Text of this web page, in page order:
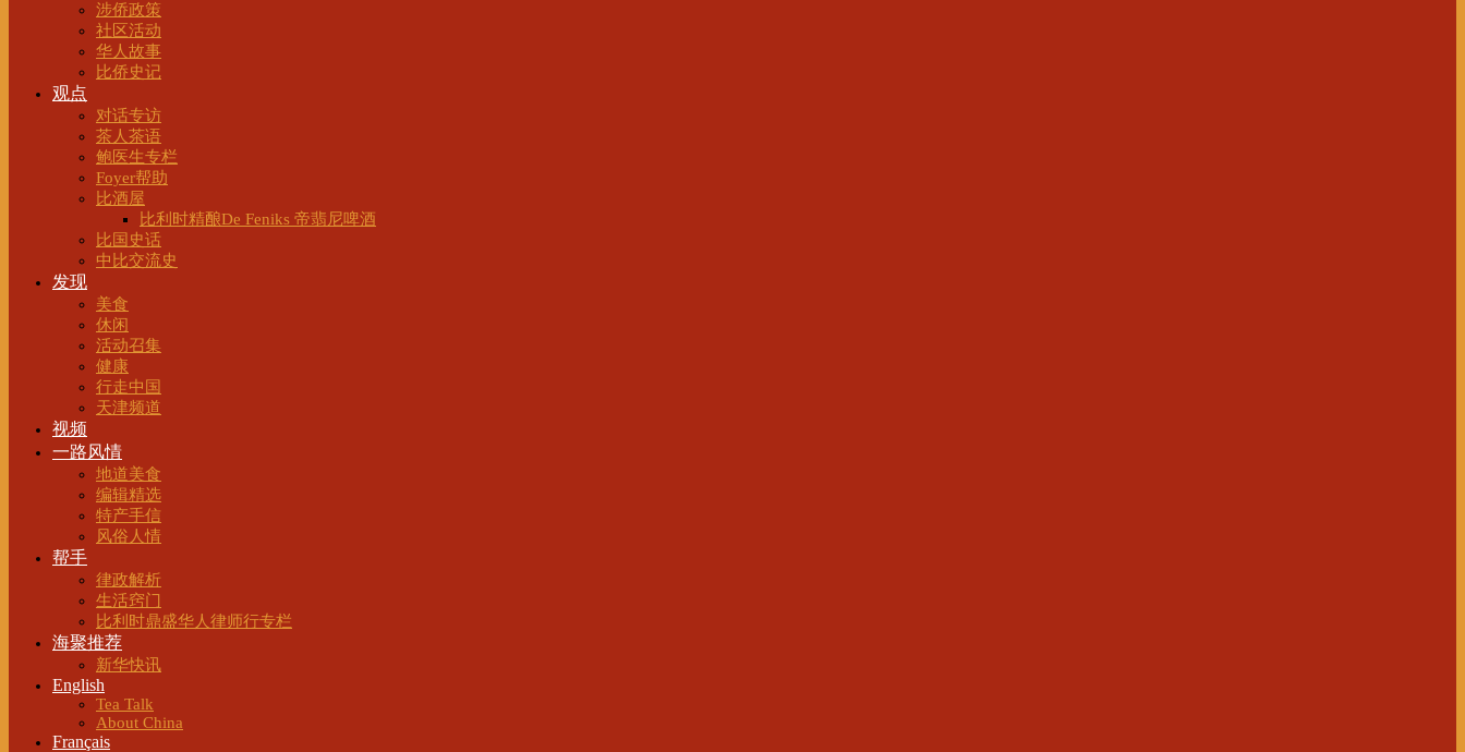
涉侨政策
社区活动
华人故事
比侨史记
观点
对话专访
茶人茶语
鲍医生专栏
Foyer帮助
比酒屋
比利时精酿De Feniks 帝翡尼啤酒
比国史话
中比交流史
发现
美食
休闲
活动召集
健康
行走中国
天津频道
视频
一路风情
地道美食
编辑精选
特产手信
风俗人情
帮手
律政解析
生活窍门
比利时鼎盛华人律师行专栏
海聚推荐
新华快讯
English
Tea Talk
About China
Français